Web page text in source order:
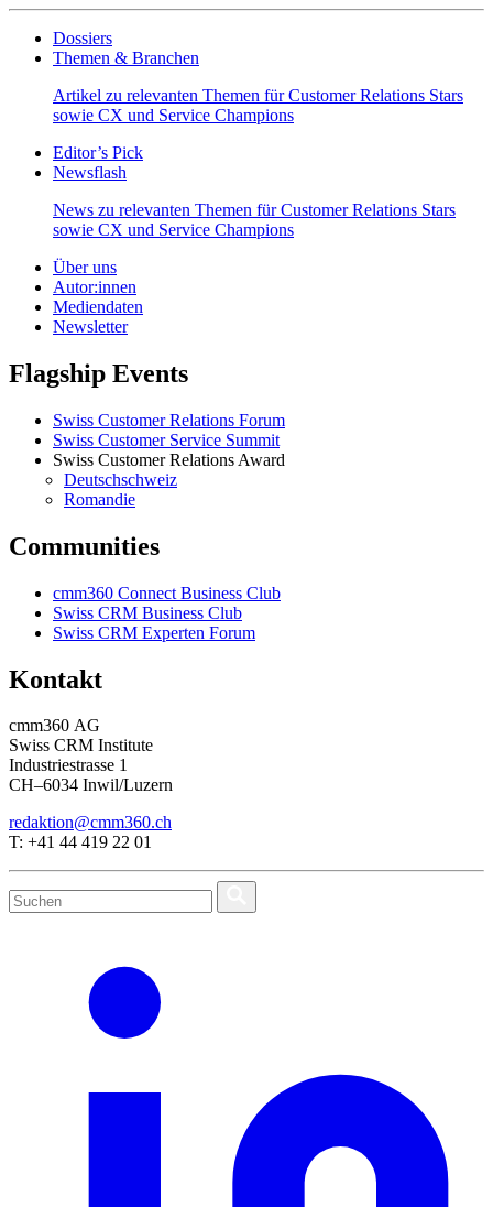
Dossiers
Themen & Branchen
Artikel zu relevanten Themen für Customer Relations Stars
sowie CX und Service Champions
Editor’s Pick
Newsflash
News zu relevanten Themen für Customer Relations Stars
sowie CX und Service Champions
Über uns
Autor:innen
Mediendaten
Newsletter
Flagship Events
Swiss Customer Relations Forum
Swiss Customer Service Summit
Swiss Customer Relations Award
Deutschschweiz
Romandie
Communities
cmm360 Connect Business Club
Swiss CRM Business Club
Swiss CRM Experten Forum
Kontakt
cmm360 AG
Swiss CRM Institute
Industriestrasse 1
CH–6034 Inwil/Luzern
redaktion@cmm360.ch
T: +41 44 419 22 01